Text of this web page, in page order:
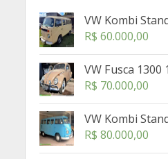
VW Kombi
R$ 60.000,00
VW Fusca 1300
R$ 70.000,00
VW Kombi
R$ 80.000,00